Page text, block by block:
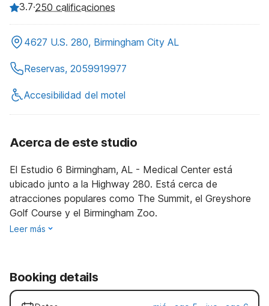
3.7·250 calificaciones
4627 U.S. 280, Birmingham City AL
Reservas, 2059919977
Accesibilidad del motel
Acerca de este studio
El Estudio 6 Birmingham, AL - Medical Center está
ubicado junto a la Highway 280. Está cerca de
atracciones populares como The Summit, el Greyshore
Golf Course y el Birmingham Zoo.
Leer más
Booking details